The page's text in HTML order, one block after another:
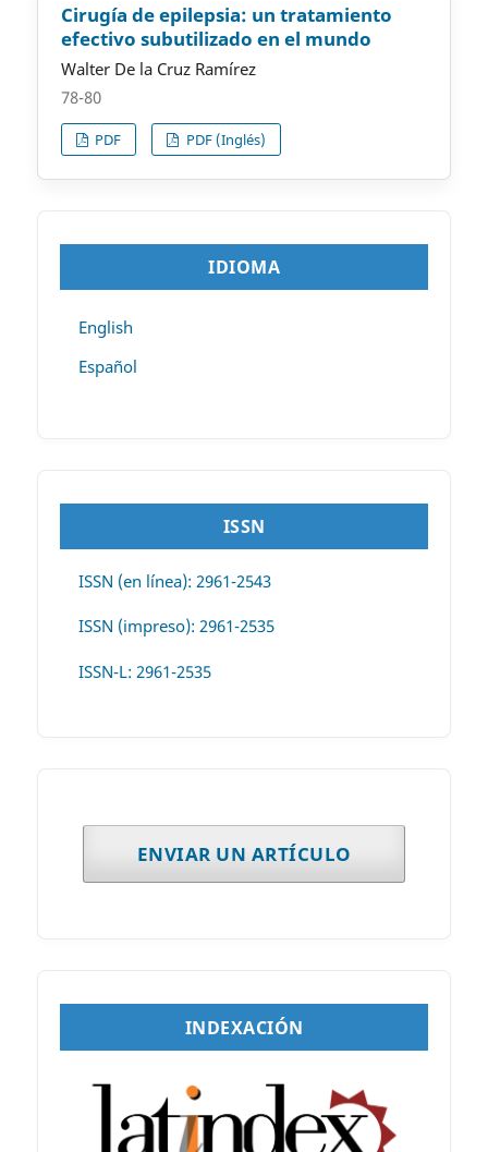
Cirugía de epilepsia: un tratamiento
efectivo subutilizado en el mundo
Walter De la Cruz Ramírez
78-80
PDF PDF (Inglés)
IDIOMA
English
Español
ISSN
ISSN (en línea): 2961-2543
ISSN (impreso): 2961-2535
ISSN-L: 2961-2535
ENVIAR UN ARTÍCULO
INDEXACIÓN